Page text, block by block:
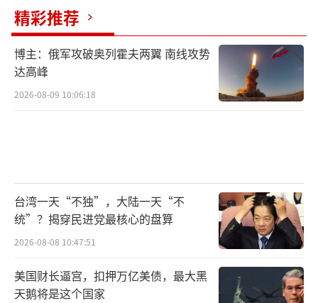
精彩推荐
博主：俄军攻破奥列霍夫两翼 南线攻势
达高峰
2026-08-09 10:06:18
台湾一天“不独”，大陆一天“不
统”？揭穿民进党最核心的盘算
2026-08-08 10:47:51
美国财长逼宫，扣押万亿美债，最大黑
天鹅将是这个国家